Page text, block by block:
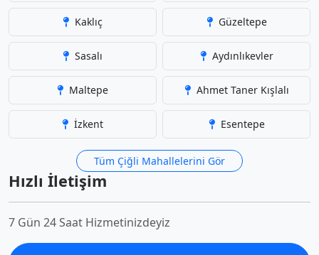
Kaklıç Güzeltepe
Sasalı Aydınlıkevler
Maltepe Ahmet Taner Kışlalı
İzkent Esentepe
Tüm Çiğli Mahallelerini Gör
Hızlı İletişim
7 Gün 24 Saat Hizmetinizdeyiz